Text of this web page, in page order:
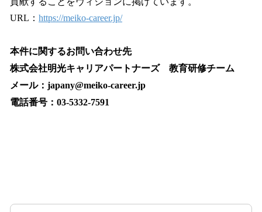
URL： https://meiko-career.jp/
本件に関するお問い合わせ先
株式会社明光キャリアパートナーズ 教育研修チーム
メール：japany@meiko-career.jp
電話番号：03-5332-7591